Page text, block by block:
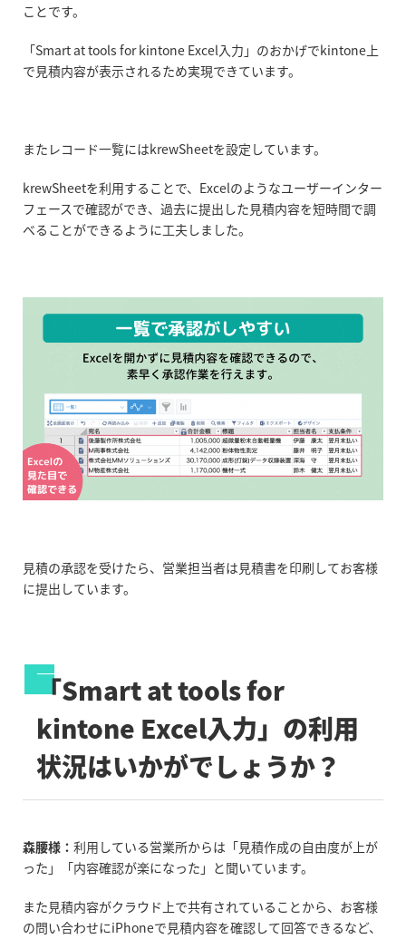
ことです。
「Smart at tools for kintone Excel入力」のおかげでkintone上
で見積内容が表示されるため実現できています。
またレコード一覧にはkrewSheetを設定しています。
krewSheetを利用することで、Excelのようなユーザーインター
フェースで確認ができ、過去に提出した見積内容を短時間で調
べることができるように工夫しました。
見積の承認を受けたら、営業担当者は見積書を印刷してお客様
に提出しています。
「Smart at tools for
kintone Excel入力」の利用
状況はいかがでしょうか？
森腰様： 利用している営業所からは「見積作成の自由度が上が
った」「内容確認が楽になった」と聞いています。
また見積内容がクラウド上で共有されていることから、お客様
の問い合わせにiPhoneで見積内容を確認して回答できるなど、